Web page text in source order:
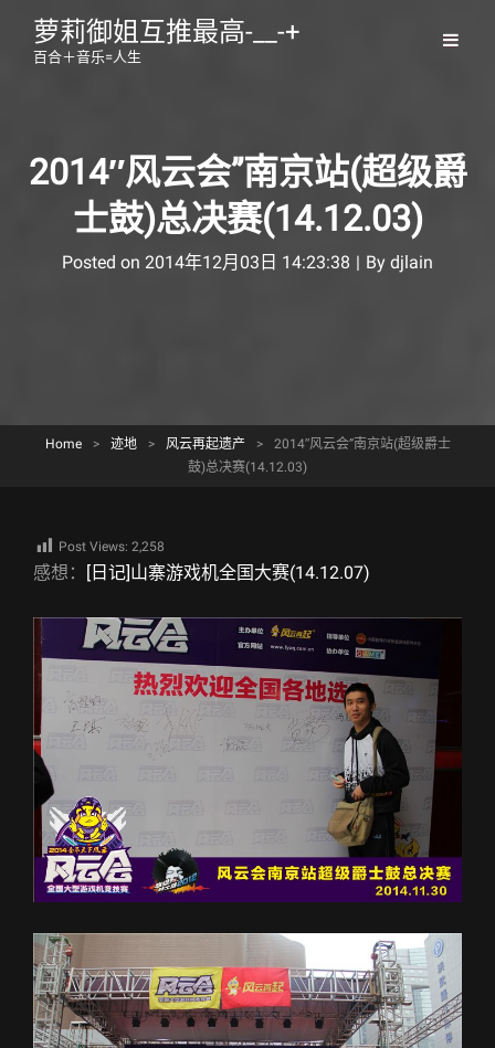
萝莉御姐互推最高-__-+
百合＋音乐=人生
2014″风云会”南京站(超级爵
士鼓)总决赛(14.12.03)
Posted on 2014年12月03日 14:23:38 | By Byline
djlain
Home > 迹地 > 风云再起遗产 >
2014″风云会”南京站(超级爵士
鼓)总决赛(14.12.03)
Post Views: 2,258
感想： [日记]山寨游戏机全国大赛(14.12.07)